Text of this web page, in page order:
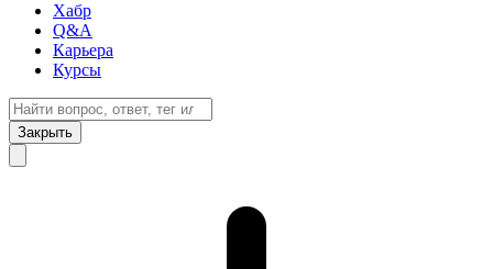
Хабр
Q&A
Карьера
Курсы
Закрыть